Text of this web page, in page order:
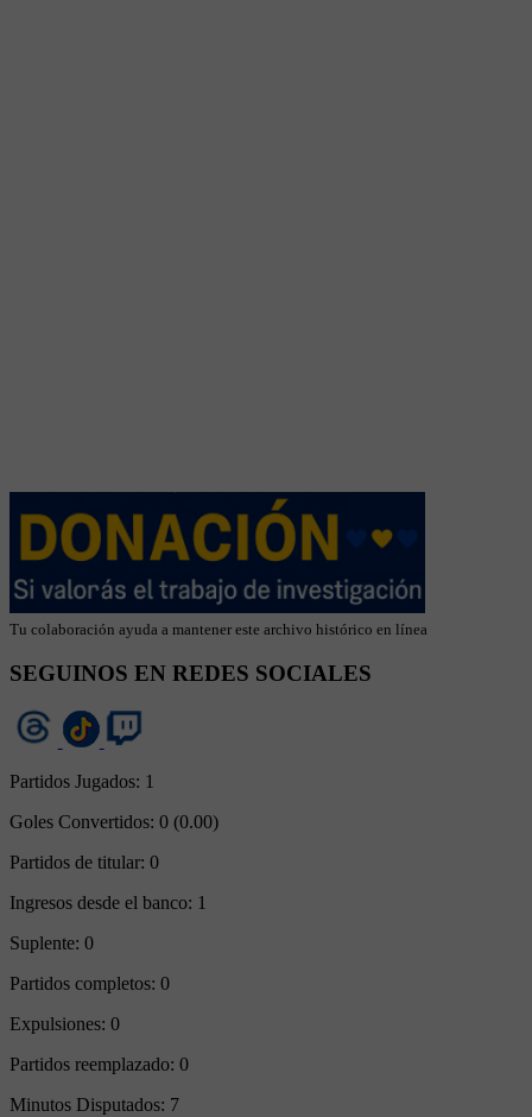
Tu colaboración ayuda a mantener este archivo histórico en línea
SEGUINOS EN REDES SOCIALES
Partidos Jugados: 1
Goles Convertidos: 0 (0.00)
Partidos de titular: 0
Ingresos desde el banco: 1
Suplente: 0
Partidos completos: 0
Expulsiones: 0
Partidos reemplazado: 0
Minutos Disputados: 7